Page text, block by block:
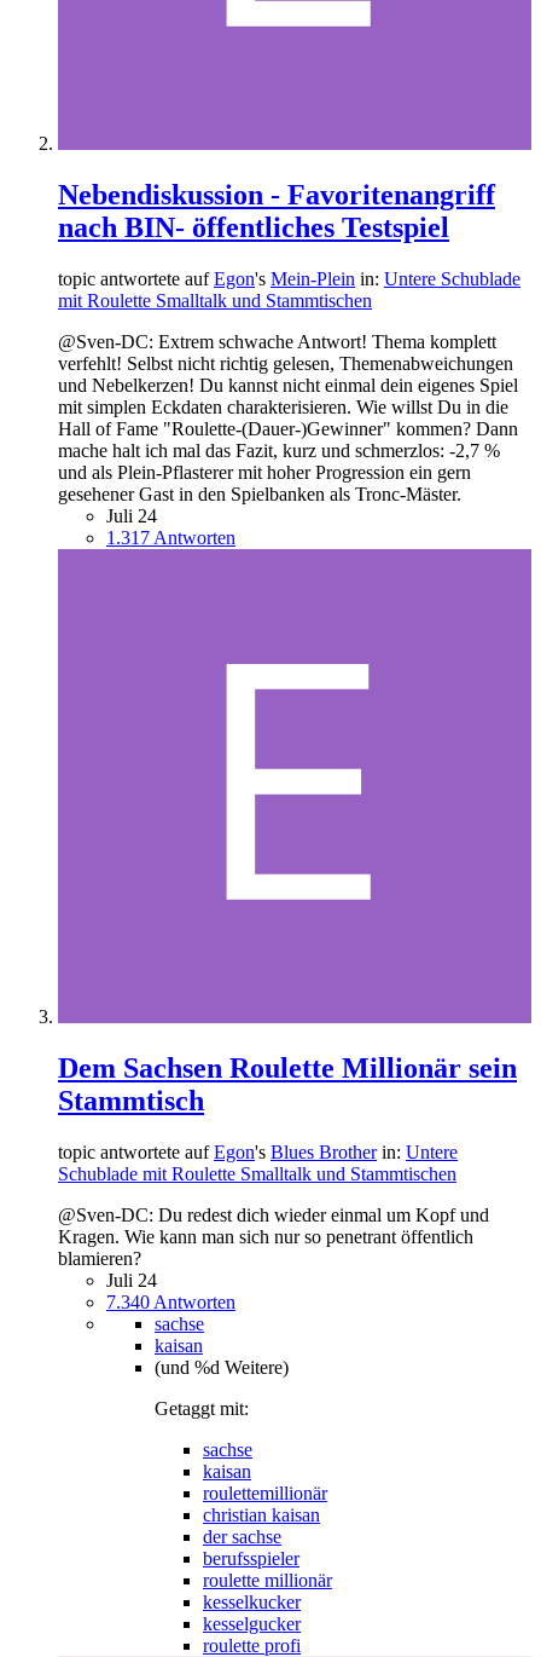
Nebendiskussion - Favoritenangriff
nach BIN- öffentliches Testspiel
topic antwortete aufEgon's Mein-Plein in: Untere Schublade
mit Roulette Smalltalk und Stammtischen
@Sven-DC: Extrem schwache Antwort! Thema komplett
verfehlt! Selbst nicht richtig gelesen, Themenabweichungen
und Nebelkerzen! Du kannst nicht einmal dein eigenes Spiel
mit simplen Eckdaten charakterisieren. Wie willst Du in die
Hall of Fame "Roulette-(Dauer-)Gewinner" kommen? Dann
mache halt ich mal das Fazit, kurz und schmerzlos: -2,7 %
und als Plein-Pflasterer mit hoher Progression ein gern
gesehener Gast in den Spielbanken als Tronc-Mäster.
Juli 24
1.317 Antworten
Dem Sachsen Roulette Millionär sein
Stammtisch
topic antwortete aufEgon's Blues Brotherin: Untere
Schublade mit Roulette Smalltalk und Stammtischen
@Sven-DC: Du redest dich wieder einmal um Kopf und
Kragen. Wie kann man sich nur so penetrant öffentlich
blamieren?
Juli 24
7.340 Antworten
sachse
kaisan
(und %d Weitere)
Getaggt mit:
sachse
kaisan
roulettemillionär
christian kaisan
der sachse
berufsspieler
roulette millionär
kesselkucker
kesselgucker
roulette profi